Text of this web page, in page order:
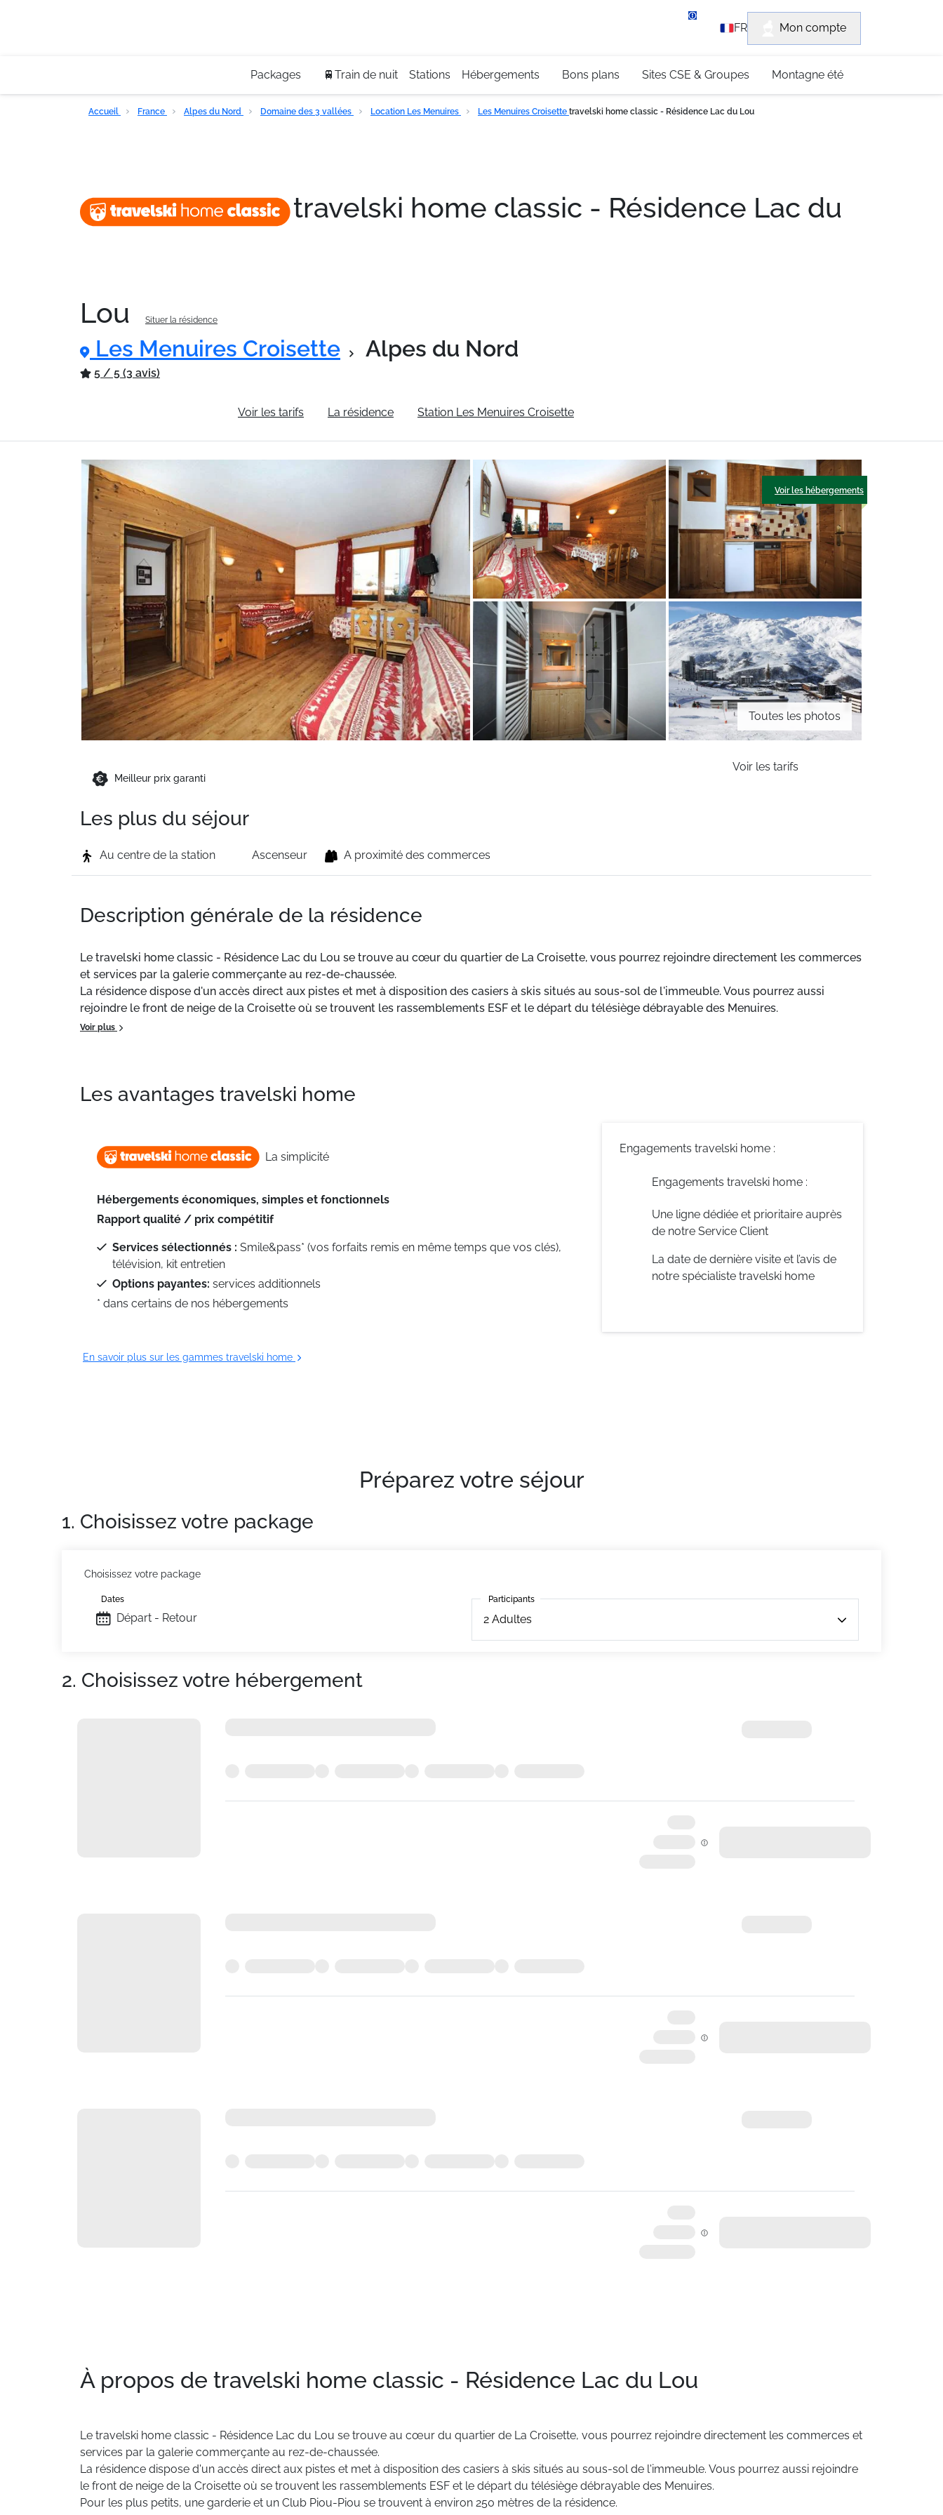
+33 (0)4 79 96 30 69
FR Mon compte
Packages 🚆Train de nuit Stations Hébergements Bons plans Sites CSE & Groupes Montagne été
Accueil France Alpes du Nord Domaine des 3 vallées Location Les Menuires Les Menuires Croisette travelski home classic - Résidence Lac du Lou
travelski home classic - Résidence Lac du
Lou Situer la résidence
Les Menuires Croisette Alpes du Nord
5 / 5 (3 avis)
Voir les tarifs La résidence Station Les Menuires Croisette
Toutes les photos
Voir les hébergements
Meilleur prix garanti
Voir les tarifs
Les plus du séjour
Au centre de la station Ascenseur A proximité des commerces
Description générale de la résidence
Le travelski home classic - Résidence Lac du Lou se trouve au cœur du quartier de La Croisette, vous pourrez rejoindre directement les commerces
et services par la galerie commerçante au rez-de-chaussée.
La résidence dispose d'un accès direct aux pistes et met à disposition des casiers à skis situés au sous-sol de l'immeuble. Vous pourrez aussi
rejoindre le front de neige de la Croisette où se trouvent les rassemblements ESF et le départ du télésiège débrayable des Menuires.
Pour les plus petits, une garderie et un Club Piou-Piou se trouvent à environ 250 mètres de la résidence.
Voir plus
Les avantages travelski home
La simplicité
Hébergements économiques, simples et fonctionnels
Rapport qualité / prix compétitif
Services sélectionnés : Smile&pass* (vos forfaits remis en même temps que vos clés),
télévision, kit entretien
Options payantes: services additionnels
* dans certains de nos hébergements
Engagements travelski home :
Engagements travelski home :
Une ligne dédiée et prioritaire auprès
de notre Service Client
La date de dernière visite et l’avis de
notre spécialiste travelski home
En savoir plus sur les gammes travelski home
Préparez votre séjour
1. Choisissez votre package
Choisissez votre package
Départ - Retour
Dates Participants
2 Adultes
Participants
2. Choisissez votre hébergement
À propos de travelski home classic - Résidence Lac du Lou
Le travelski home classic - Résidence Lac du Lou se trouve au cœur du quartier de La Croisette, vous pourrez rejoindre directement les commerces et
services par la galerie commerçante au rez-de-chaussée.
La résidence dispose d'un accès direct aux pistes et met à disposition des casiers à skis situés au sous-sol de l'immeuble. Vous pourrez aussi rejoindre
le front de neige de la Croisette où se trouvent les rassemblements ESF et le départ du télésiège débrayable des Menuires.
Pour les plus petits, une garderie et un Club Piou-Piou se trouvent à environ 250 mètres de la résidence.